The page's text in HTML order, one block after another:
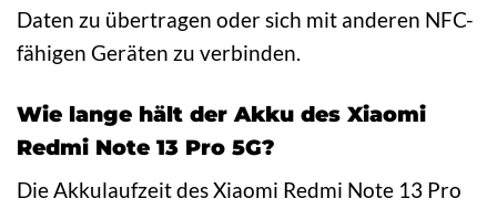
Daten zu übertragen oder sich mit anderen NFC-
fähigen Geräten zu verbinden.
Wie lange hält der Akku des Xiaomi
Redmi Note 13 Pro 5G?
Die Akkulaufzeit des Xiaomi Redmi Note 13 Pro